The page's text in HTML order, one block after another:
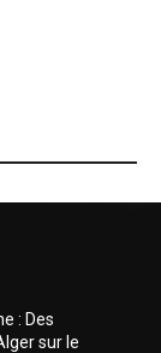
: Des
sur le